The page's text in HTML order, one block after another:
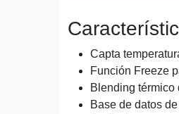
Capta
Función Freeze
Blending térmico
Base de datos